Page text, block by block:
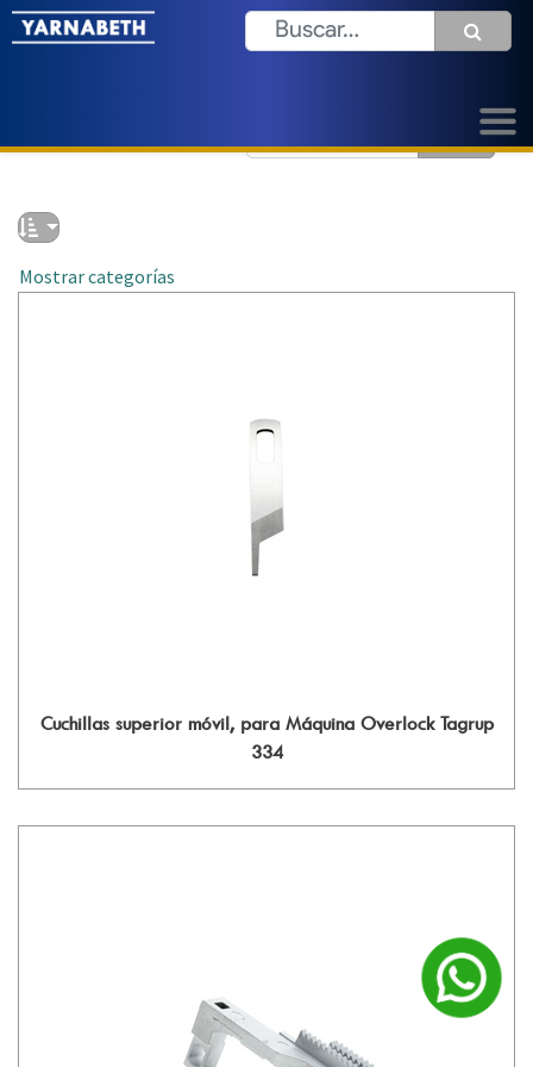
Mostrar categorías
Cuchillas superior móvil, para Máquina Overlock Tagrup
334